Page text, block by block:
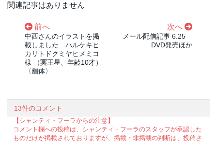
関連記事はありません
前へ
中西さんのイラストを掲
載しました ハルケキヒ
カリトドクミヤヒメミコ
様 （冥王星、年齢10才）
〈幽体〉
次へ
メール配信記事 6.25
DVD発売ほか
13件のコメント
【シャンティ・フーラからの注意】
コメント欄への投稿は、シャンティ・フーラのスタッフが承認した
ものだけが掲載されておりますが、掲載・非掲載の判断は、投稿さ